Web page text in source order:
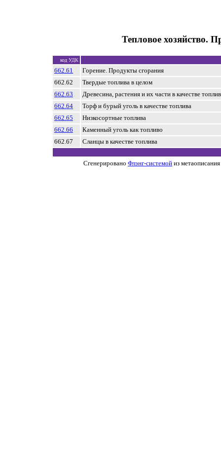
Тепловое хозяйство.
код УДК
662.61
Горение. Продукты сгорания
662.62
Твердые топлива в целом
662.63
Древесина, растения и их части в качестве
662.64
Торф и бурый уголь в качестве топлива
662.65
Низкосортные топлива
662.66
Каменный уголь как топливо
662.67
Сланцы в качестве топлива
Сгенерировано Флэнг-системой из